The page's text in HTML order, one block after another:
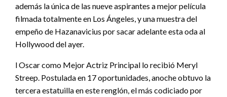
además la única de las nueve aspirantes a mejor película
filmada totalmente en Los Ángeles, y una muestra del
empeño de Hazanavicius por sacar adelante esta oda al
Hollywood del ayer.
l Oscar como Mejor Actriz Principal lo recibió Meryl
Streep. Postulada en 17 oportunidades, anoche obtuvo la
tercera estatuilla en este renglón, el más codiciado por